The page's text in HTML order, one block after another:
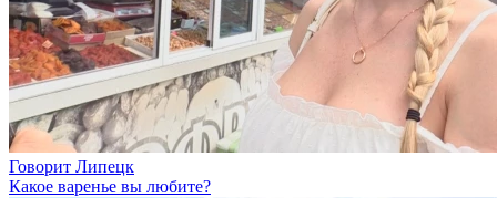
Говорит Липецк
Какое варенье вы любите?